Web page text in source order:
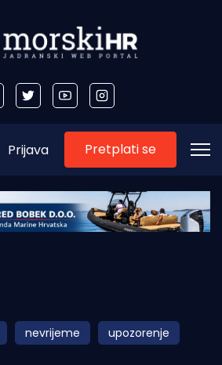
Prijava Pretplati se
nevrijeme upozorenje